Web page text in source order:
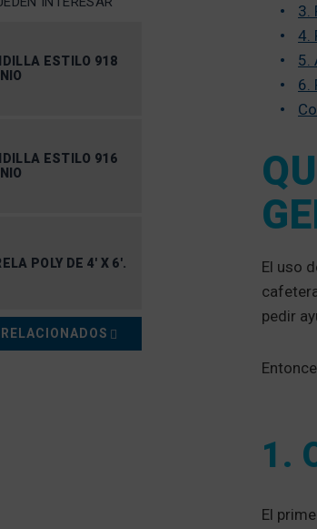
3.
4.
5.
6.
El uso
pedir
1.
El
ESTILO 918
ESTILO 916
POLY DE 4′ X 6′.